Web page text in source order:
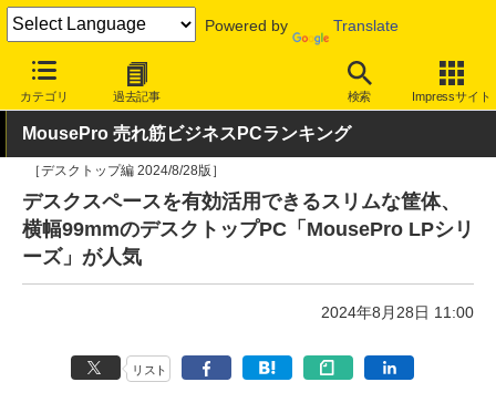
Powered by Translate
カテゴリ 過去記事 検索 Impressサイト
INTERNET Watch ハードウェア PC
MousePro 売れ筋ビジネスPCランキング
［デスクトップ編 2024/8/28版］
デスクスペースを有効活用できるスリムな筐体、
横幅99mmのデスクトップPC「MousePro LPシリ
ーズ」が人気
2024年8月28日 11:00
リスト